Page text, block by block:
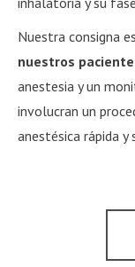
Nuestra consigna
nuestros
anestesia y un
involucran un
anestésica rápida y